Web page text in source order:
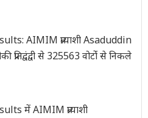
AIMIM प्रत्याशी Asaduddin
से 325563 वोटोंं से निकले
में AIMIM प्रत्याशी